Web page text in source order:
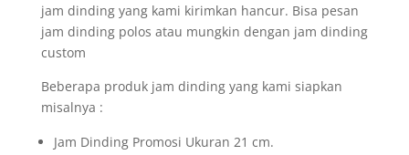
jam dinding yang kami kirimkan hancur. Bisa pesan
jam dinding polos atau mungkin dengan jam dinding
custom
Beberapa produk jam dinding yang kami siapkan
misalnya :
Jam Dinding Promosi Ukuran 21 cm.